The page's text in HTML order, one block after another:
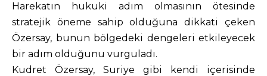
Harekatın hukuki adım olmasının ötesinde
stratejik öneme sahip olduğuna dikkati çeken
Özersay, bunun bölgedeki dengeleri etkileyecek
bir adım olduğunu vurguladı.
Kudret Özersay, Suriye gibi kendi içerisinde